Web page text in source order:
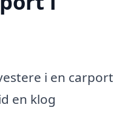
i en carport
en klog